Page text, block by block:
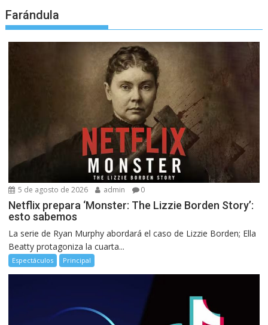
Farándula
5 de agosto de 2026 admin 0
Netflix prepara ‘Monster: The Lizzie Borden Story’:
esto sabemos
La serie de Ryan Murphy abordará el caso de Lizzie Borden; Ella
Beatty protagoniza la cuarta...
Espectáculos Principal